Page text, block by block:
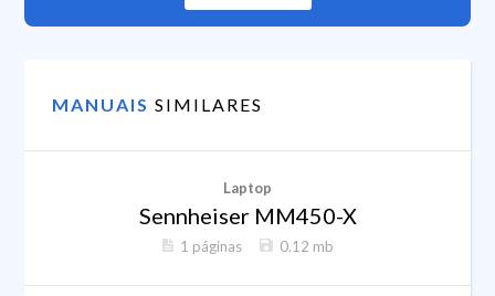
MANUAIS SIMILARES
Laptop
Sennheiser MM450-X
1 páginas 0.12 mb